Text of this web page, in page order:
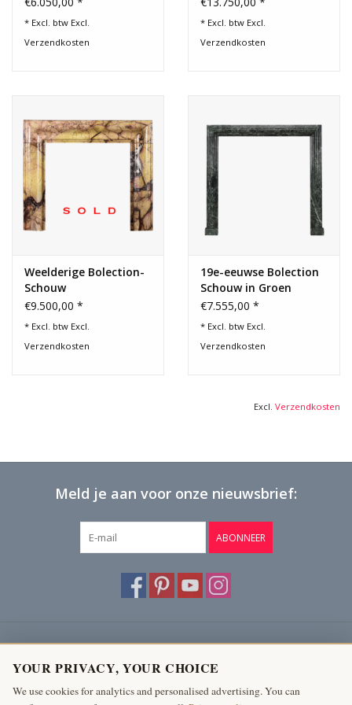
* Excl. btw Excl.
Verzendkosten
* Excl. btw Excl.
Verzendkosten
Weelderige Bolection-
Schouw
€9.500,00 *
* Excl. btw Excl.
Verzendkosten
19e-eeuwse Bolection
Schouw in Groen
Antiek Marmer
€7.555,00 *
* Excl. btw Excl.
Verzendkosten
Excl. Verzendkosten
Meld je aan voor onze nieuwsbrief:
ABONNEER
Producten
YOUR PRIVACY, YOUR CHOICE
We use cookies for analytics and personalised advertising. You can